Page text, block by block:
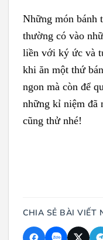
Những món bánh
thường có vào
liền với ký ức và
khi ăn một thứ
ngon mà còn để
những kỉ niệm đã
cũng thử nhé!
CHIA SẺ BÀI VIẾT